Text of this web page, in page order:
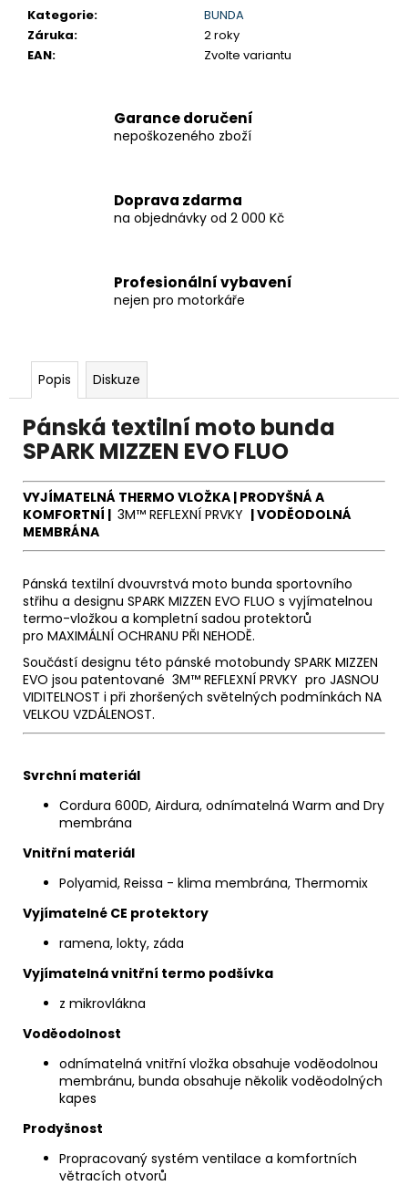
Kategorie:
BUNDA
Záruka:
2 roky
EAN: Zvolte variantu
Garance doručení
nepoškozeného zboží
Doprava zdarma
na objednávky od 2 000 Kč
Profesionální vybavení
nejen pro motorkáře
Popis Diskuze
Pánská textilní moto bunda
SPARK MIZZEN EVO FLUO
VYJÍMATELNÁ THERMO VLOŽKA | PRODYŠNÁ A
KOMFORTNÍ | 3M™ REFLEXNÍ PRVKY |VODĚODOLNÁ
MEMBRÁNA
Pánská textilní dvouvrstvá moto bunda sportovního
střihu a designu SPARK MIZZEN EVO FLUO s vyjímatelnou
termo-vložkou a kompletní sadou protektorů
pro MAXIMÁLNÍ OCHRANU PŘI NEHODĚ.
Součástí designu této pánské motobundy SPARK MIZZEN
EVO jsou patentované 3M™ REFLEXNÍ PRVKY pro JASNOU
VIDITELNOST i při zhoršených světelných podmínkách NA
VELKOU VZDÁLENOST.
Svrchní materiál
Cordura 600D, Airdura, odnímatelná Warm and Dry
membrána
Vnitřní materiál
Polyamid, Reissa - klima membrána, Thermomix
Vyjímatelné CE protektory
ramena, lokty, záda
Vyjímatelná vnitřní termo podšívka
z mikrovlákna
Voděodolnost
odnímatelná vnitřní vložka obsahuje voděodolnou
membránu, bunda obsahuje několik voděodolných
kapes
Prodyšnost
Propracovaný systém ventilace a komfortních
větracích otvorů